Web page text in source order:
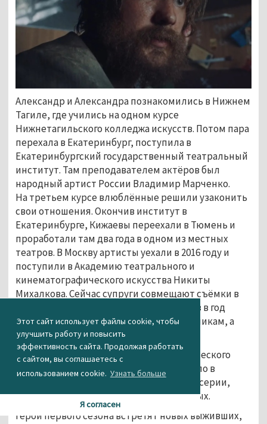
Этот сайт использует файлы cookie, чтобы
улучшить работу и повысить
эффективность сайта. Продолжая работать
с сайтом, вы соглашаетесь с
использованием cookie. Узнать больше
Я согласен
Александр и Александра познакомились в Нижнем
Тагиле, где учились на одном курсе
Нижнетагильского колледжа искусств. Потом пара
перехала в Екатеринбург, поступила в
Екатеринбургский государственный театральный
институт. Там преподавателем актёров был
народный артист России Владимир Марченко.
На третьем курсе влюблённые решили узаконить
свои отношения. Окончив институт в
Екатеринбурге, Кижаевы переехали в Тюмень и
проработали там два года в одном из местных
театров. В Москву артисты уехали в 2016 году и
поступили в Академию театрального и
кинематографического искусства Никиты
Михалкова. Сейчас супруги совмещают съёмки в
кино с работой в театре и несколько раз в год
приезжают в Нижний Тагил к родственникам, а
иногда и с гастролями.
Сюжет второго сезона постапокалиптического
сериала «Эпидемия» возьмёт своё начало в
прошлом и вспомнит о событиях пятой серии,
когда герои повстречали на пути военных.
Герои первого сезона встретят новых выживших,